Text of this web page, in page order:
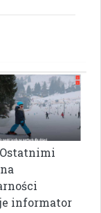
informator